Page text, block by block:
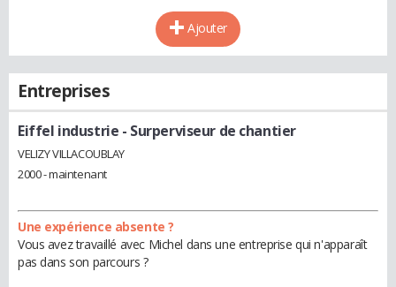
Ajouter
Entreprises
Eiffel industrie - Surperviseur de chantier
VELIZY VILLACOUBLAY
2000 - maintenant
Une expérience absente ?
Vous avez travaillé avec Michel dans une entreprise qui n'apparaît
pas dans son parcours ?